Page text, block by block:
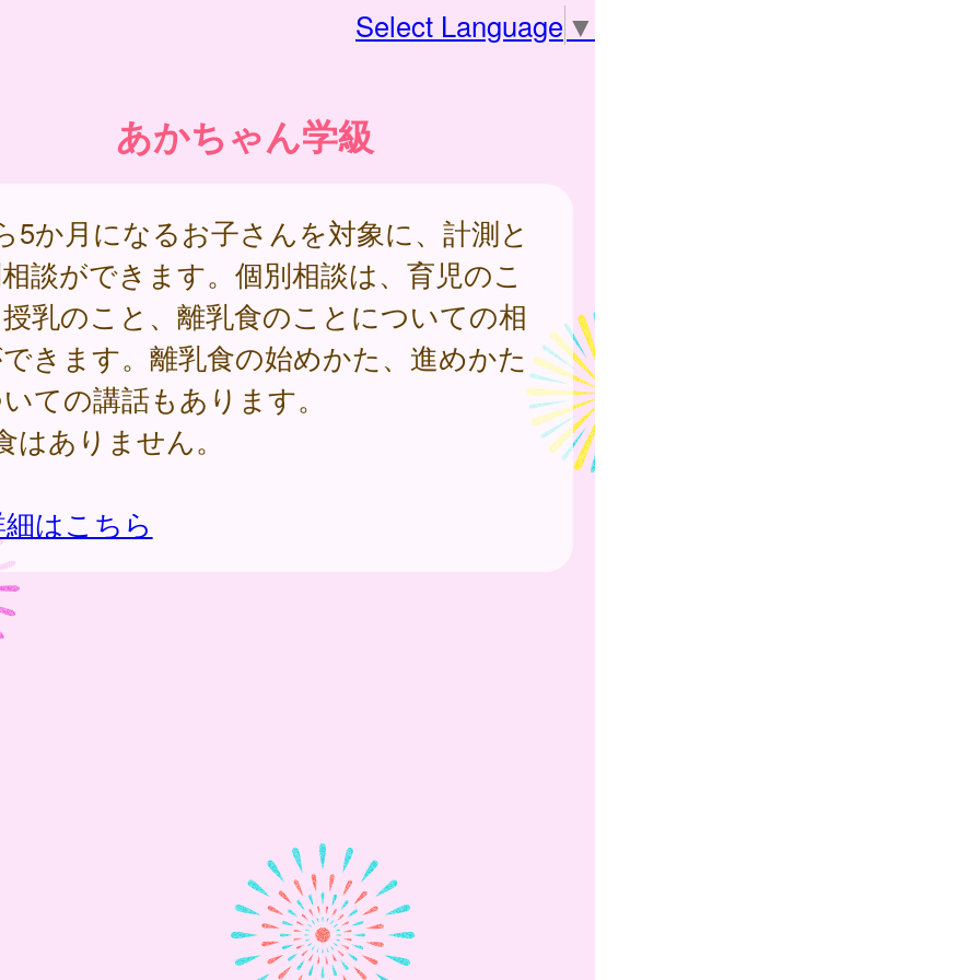
Select Language ▼
あかちゃん学級
5か月になるお子さんを対象に、計測と
談ができます。個別相談は、育児のこ
乳のこと、離乳食のことについての相
きます。離乳食の始めかた、進めかた
ての講話もあります。
はありません。
はこちら